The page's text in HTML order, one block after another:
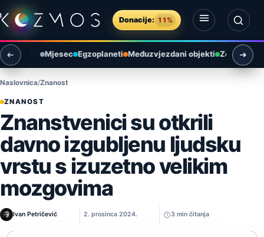
Preskoči na sadržaj
Donacije: 11%
Otvori izbornik
Otvori pretragu
Mjesec Egzoplaneti Međuzvjezdani objekti Zemlja i
Naslovnica Znanost
ZNANOST
Znanstvenici su otkrili
davno izgubljenu ljudsku
vrstu s izuzetno velikim
mozgovima
Ivan Petričević 2. prosinca 2024. 3 min čitanja